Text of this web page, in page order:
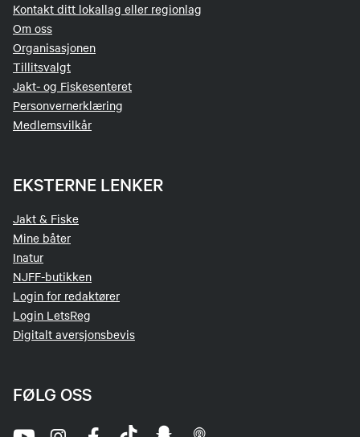
Kontakt ditt lokallag eller regionlag
Om oss
Organisasjonen
Tillitsvalgt
Jakt- og Fiskesenteret
Personvernerklæring
Medlemsvilkår
EKSTERNE LENKER
Jakt & Fiske
Mine båter
Inatur
NJFF-butikken
Login for redaktører
Login LetsReg
Digitalt aversjonsbevis
FØLG OSS